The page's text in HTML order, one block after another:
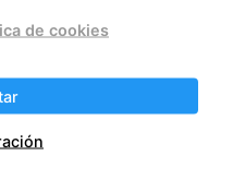
todavía usa a
de carga en
de cookies